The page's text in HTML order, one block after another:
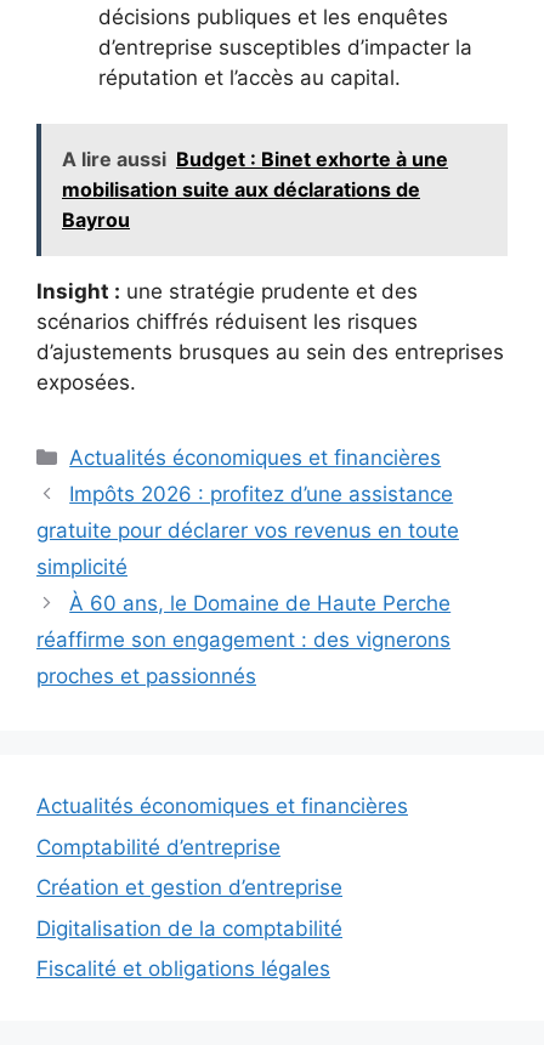
décisions publiques et les enquêtes
d’entreprise susceptibles d’impacter la
réputation et l’accès au capital.
A lire aussi Budget : Binet exhorte à une
mobilisation suite aux déclarations de
Bayrou
Insight : une stratégie prudente et des
scénarios chiffrés réduisent les risques
d’ajustements brusques au sein des entreprises
exposées.
Catégories
Actualités économiques et financières
Impôts 2026 : profitez d’une assistance
gratuite pour déclarer vos revenus en toute
simplicité
À 60 ans, le Domaine de Haute Perche
réaffirme son engagement : des vignerons
proches et passionnés
Actualités économiques et financières
Comptabilité d’entreprise
Création et gestion d’entreprise
Digitalisation de la comptabilité
Fiscalité et obligations légales